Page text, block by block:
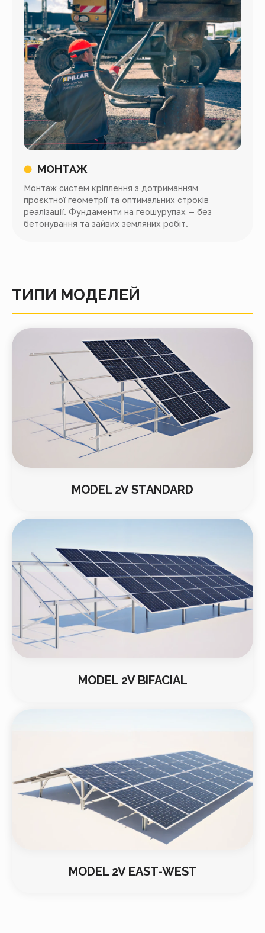
МОНТАЖ
Монтаж систем кріплення з дотриманням
проєктної геометрії та оптимальних строків
реалізації. Фундаменти на геошурупах — без
бетонування та зайвих земляних робіт.
ТИПИ МОДЕЛЕЙ
MODEL 2V STANDARD
MODEL 2V BIFACIAL
MODEL 2V EAST-WEST